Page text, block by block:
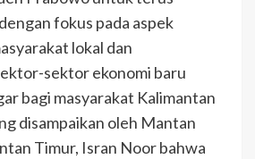
fokus pada aspek
lokal dan
sektor ekonomi baru
bagi masyarakat Kalimantan
disampaikan oleh Mantan
Timur, Isran Noor bahwa